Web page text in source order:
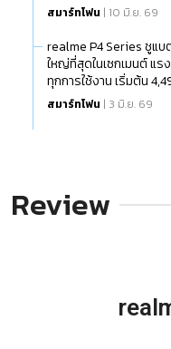
สมาร์ทโฟน | 10 มิ.ย. 69
realme P4 Series ชูแบ
ใหญ่ที่สุดในเซกเมนต์ แร
ทุกการใช้งาน เริ่มต้น
สมาร์ทโฟน | 3 มิ.ย. 69
Review